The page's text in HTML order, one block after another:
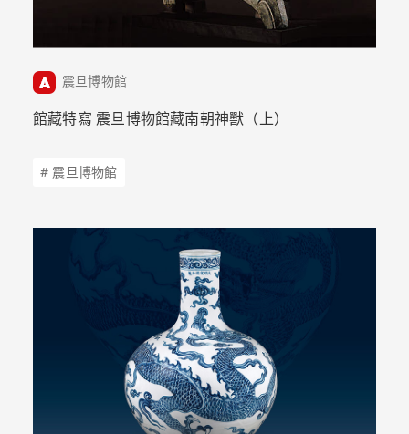
震旦博物館
館藏特寫 震旦博物館藏南朝神獸（上）
# 震旦博物館